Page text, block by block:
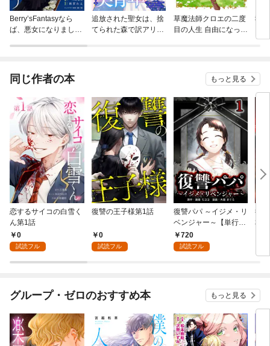
Berry’sFantasyなら
ば、悪女になりましょ
追放された聖女は、捨
てられた森で訳アリ美
草魔法師クロエの二度
目の人生 自由になって
寝
り］
同じ作者の本 もっと見る
恋するサイコの白雪く
ん第1話
0
試読フル
復讐の王子様第1話
0
試読フル
復讐パパ ～イジメ・リ
ベンジャー～【単行本
版】 1巻
720
試読フル
復
本
グループ・ゼロのおすすめ本 もっと見る